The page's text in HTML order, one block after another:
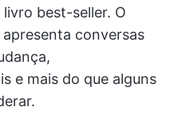
livro best-seller. O
conversas
e mais do que alguns